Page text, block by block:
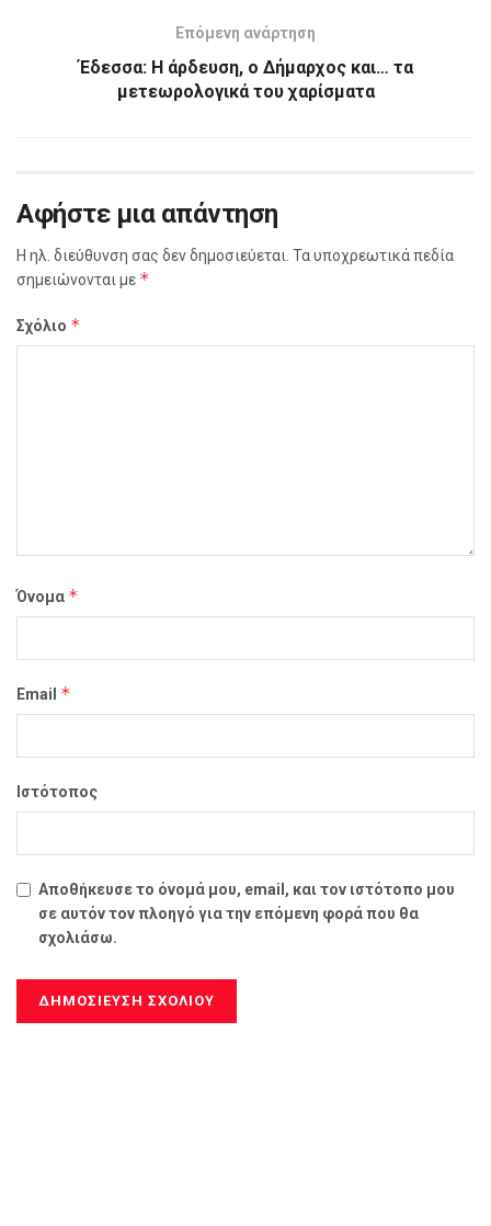
Επόμενη ανάρτηση
Έδεσσα: Η άρδευση, ο Δήμαρχος και… τα
μετεωρολογικά του χαρίσματα
Αφήστε μια απάντηση
Η ηλ. διεύθυνση σας δεν δημοσιεύεται. Τα υποχρεωτικά πεδία
σημειώνονται με *
Σχόλιο *
Όνομα *
Email *
Ιστότοπος
Αποθήκευσε το όνομά μου, email, και τον ιστότοπο μου
σε αυτόν τον πλοηγό για την επόμενη φορά που θα
σχολιάσω.